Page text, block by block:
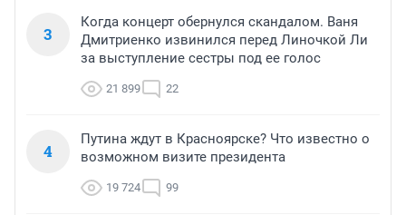
3
Когда концерт обернулся скандалом. Ваня
Дмитриенко извинился перед Линочкой Ли
за выступление сестры под ее голос
21 899 22
4
Путина ждут в Красноярске? Что известно о
возможном визите президента
19 724 99